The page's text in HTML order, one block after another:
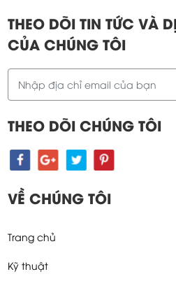
THEO DÕI TIN TỨC VÀ
CỦA CHÚNG TÔI
THEO DÕI CHÚNG TÔI
VỀ CHÚNG TÔI
Trang chủ
Kỹ thuật